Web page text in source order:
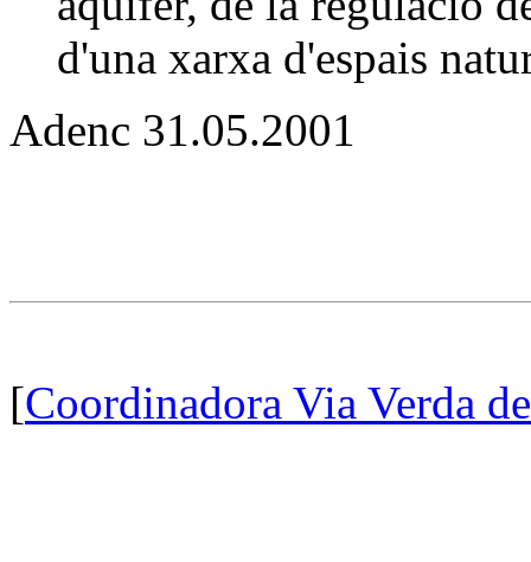
d'una xarxa d'espais
Adenc 31.05.2001
[Coordinadora Via Verda